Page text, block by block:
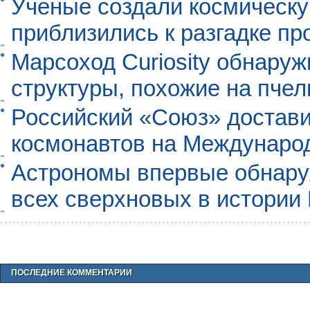
Ученые создали
приблизились к разгадке
Марсоход Curiosity
структуры, похожие на
Российский «Союз»
космонавтов на
Астрономы впервые
всех сверхновых в
ПОСЛЕДНИЕ КОММЕНТАРИИ